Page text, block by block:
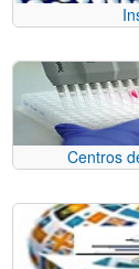
Centros